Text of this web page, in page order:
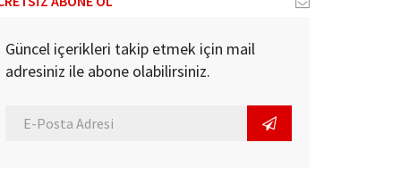
Güncel içerikleri takip etmek için mail
adresiniz ile abone olabilirsiniz.